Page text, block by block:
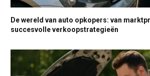
De wereld van auto opkopers: van
succesvolle verkoopstrategieën